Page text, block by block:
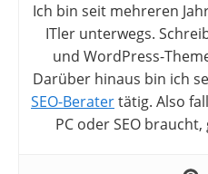
Ich bin seit mehreren
ITler unterwegs.
und WordPress-
Darüber hinaus bin ich
SEO-Beratertätig. Also
PC oder SEO